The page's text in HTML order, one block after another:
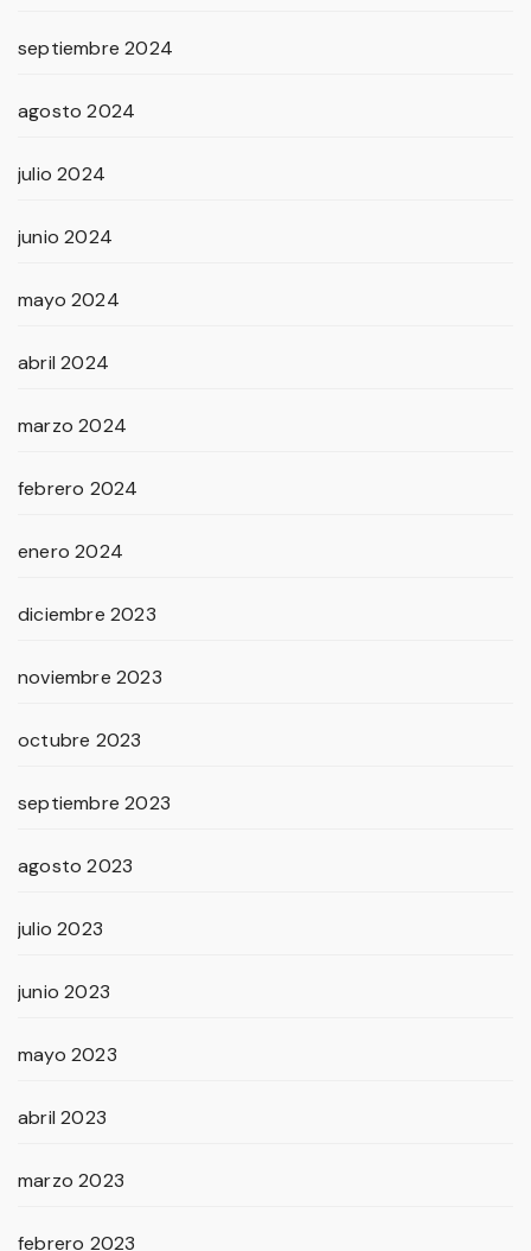
septiembre 2024
agosto 2024
julio 2024
junio 2024
mayo 2024
abril 2024
marzo 2024
febrero 2024
enero 2024
diciembre 2023
noviembre 2023
octubre 2023
septiembre 2023
agosto 2023
julio 2023
junio 2023
mayo 2023
abril 2023
marzo 2023
febrero 2023